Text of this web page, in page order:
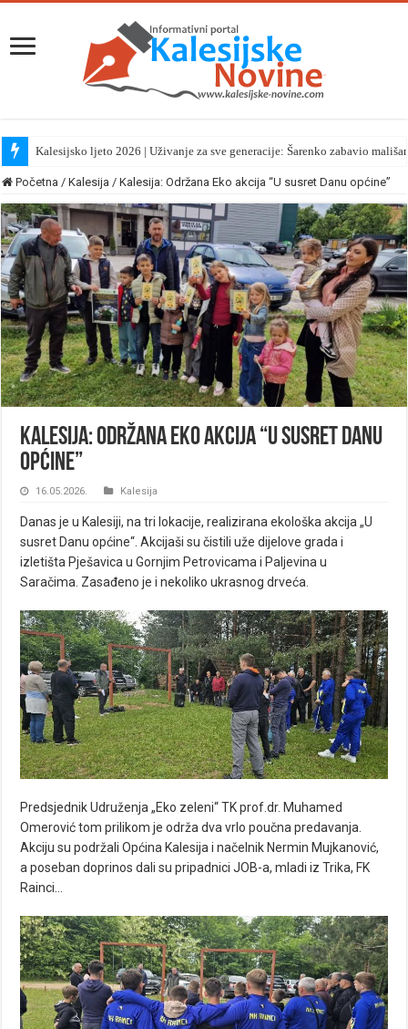
Kalesijsko ljeto 2026 | Uživanje za sve generacije: Šarenko zabavio
Početna / Kalesija / Kalesija: Održana Eko akcija “U susret Danu općine”
Kalesija: Održana Eko akcija “U susret Danu
općine”
16.05.2026. Kalesija
Danas je u Kalesiji, na tri lokacije, realizirana ekološka akcija „U
susret Danu općine“. Akcijaši su čistili uže dijelove grada i
izletišta Pješavica u Gornjim Petrovicama i Paljevina u
Saračima. Zasađeno je i nekoliko ukrasnog drveća.
Predsjednik Udruženja „Eko zeleni“ TK prof.dr. Muhamed
Omerović tom prilikom je održa dva vrlo poučna predavanja.
Akciju su podržali Općina Kalesija i načelnik Nermin Mujkanović,
a poseban doprinos dali su pripadnici JOB-a, mladi iz Trika, FK
Rainci…